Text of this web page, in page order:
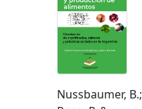
Nussbaumer, B.;